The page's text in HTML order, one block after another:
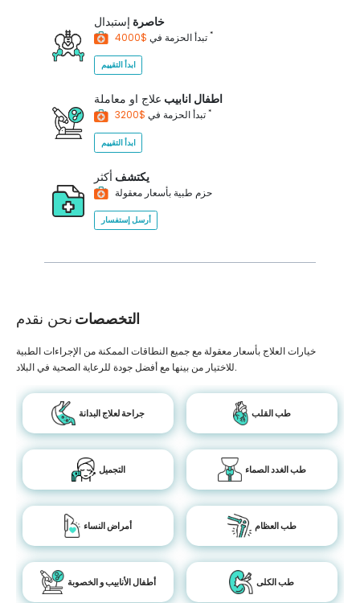
خاصرة إستبدال
تبدأ الحزمة في *
ابدأ التقييم
اطفال انابيب علاج او معاملة
تبدأ الحزمة في *
ابدأ التقييم
يكتشف أكثر
حزم طبية بأسعار معقولة
أرسل إستفسار
التخصصات نحن نقدم
خيارات العلاج بأسعار معقولة مع جميع النطاقات الممكنة من الإجراءات الطبية
للاختيار من بينها مع أفضل جودة للرعاية الصحية في البلاد.
جراحة لعلاج البدانة طب القلب
التجميل طب الغدد الصماء
أمراض النساء طب العظام
أطفال الأنابيب و الخصوبة طب الكلى